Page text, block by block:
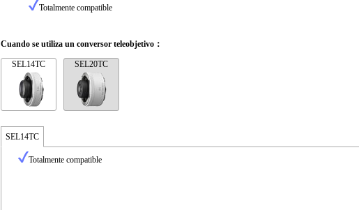
Totalmente compatible
Cuando se utiliza un conversor teleobjetivo：
SEL14TC SEL20TC
SEL14TC
Totalmente compatible